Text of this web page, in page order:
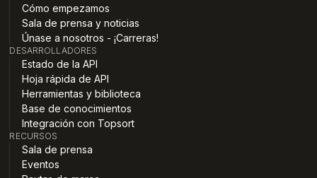
Cómo empezamos
Sala de prensa y noticias
Únase a nosotros - ¡Carreras!
DESARROLLADORES
Estado de la API
Hoja rápida de API
Herramientas y biblioteca
Base de conocimientos
Integración con Topsort
RECURSOS
Sala de prensa
Eventos